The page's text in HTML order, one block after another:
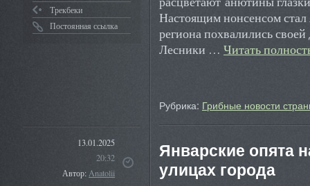
Трекбеки
Постоянная ссылка
Настоящим нонсенсом
региона похвалились
Лесники … Читать
Рубрика: Грибные новости
13.01.2025
20:32
Автор:Anatolii
Январские опята
улицах города